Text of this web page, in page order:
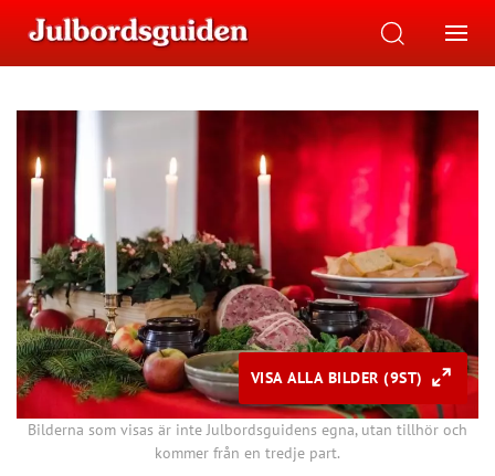
VISA ALLA BILDER (9ST)
Bilderna som visas är inte Julbordsguidens egna, utan tillhör och
kommer från en tredje part.